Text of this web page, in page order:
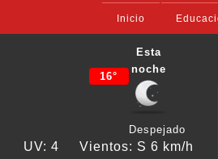
Inicio
16°
Esta
noche
Despejado
UV: 4 Vientos: S 6 km/h